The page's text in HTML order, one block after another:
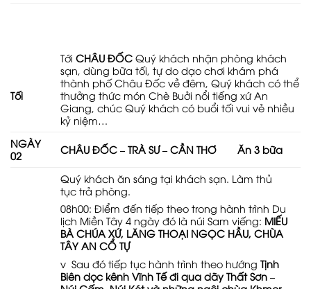
Tối
TớiCHÂU ĐỐCQuý khách nhận phòng khách
sạn, dùng bữa tối, tự do dạo chơi khám phá
thành phố Châu Đốc về đêm, Quý khách có thể
thưởng thức món Chè Buởi nổi tiếng xứ An
Giang, chúc Quý khách có buổi tối vui vẻ nhiều
kỷ niệm…
NGÀY
02
CHÂU ĐỐC – TRÀ SƯ – CẦN THƠ Ăn 3 bữa
Quý khách ăn sáng tại khách sạn. Làm thủ
tục trả phòng.
08h00: Điểm đến tiếp theo trong hành trình Du
lịch Miền Tây 4 ngày đó là núi Sam viếng: MIẾU
BÀ CHÚA XỨ, LĂNG THOẠI NGỌC HẦU, CHÙA
TÂY AN CỔ TỰ
v Sau đó tiếp tục hành trình theo hướngTịnh
Biên dọc kênh Vĩnh Tế đi qua dãy Thất Sơn –